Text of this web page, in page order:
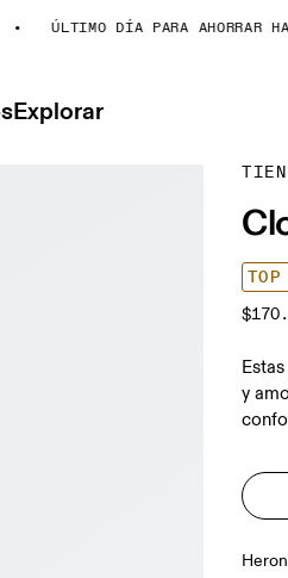
ÚLTIMO DÍA PARA AHORRAR
Explorar
TOP
y